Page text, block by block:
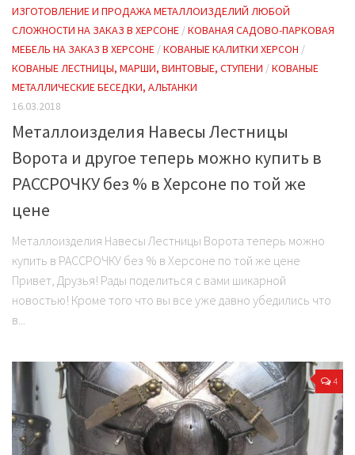
ИЗГОТОВЛЕНИЕ И ПРОДАЖА МЕТАЛЛОИЗДЕЛИЙ ЛЮБОЙ
СЛОЖНОСТИ НА ЗАКАЗ В ХЕРСОНЕ /КОВАНАЯ САДОВО-ПАРКОВАЯ
МЕБЕЛЬ НА ЗАКАЗ В ХЕРСОНЕ /КОВАНЫЕ КАЛИТКИ ХЕРСОН /
КОВАНЫЕ ЛЕСТНИЦЫ, МАРШИ, ВИНТОВЫЕ, СТУПЕНИ /КОВАНЫЕ
МЕТАЛЛИЧЕСКИЕ БЕСЕДКИ, АЛЬТАНКИ
16.03.2018
Металлоизделия Навесы Лестницы
Ворота и другое теперь можно купить в
РАССРОЧКУ без % в Херсоне по той же
цене
Металлоизделия Навесы Лестницы Ворота теперь можно
купить в РАССРОЧКУ без % в Херсоне по той же цене
Привет, Друзья! Рады поделиться с вами шикарной
новостью! Кроме того что вы все уже давно убедились что
в...
4